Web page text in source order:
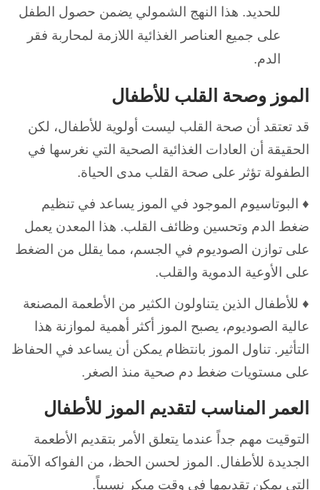
للحديد. هذا النهج الشمولي يضمن حصول الطفل
على جميع العناصر الغذائية اللازمة لمحاربة فقر
الدم.
الموز وصحة القلب للأطفال
قد تعتقد أن صحة القلب ليست أولوية للأطفال، لكن
الحقيقة أن العادات الغذائية الصحية التي نغرسها في
الطفولة تؤثر على صحة القلب مدى الحياة.
♦ البوتاسيوم الموجود في الموز يساعد في تنظيم
ضغط الدم وتحسين وظائف القلب. هذا المعدن يعمل
على توازن الصوديوم في الجسم، مما يقلل من الضغط
على الأوعية الدموية والقلب.
♦ للأطفال الذين يتناولون الكثير من الأطعمة المصنعة
عالية الصوديوم، يصبح الموز أكثر أهمية لموازنة هذا
التأثير. تناول الموز بانتظام يمكن أن يساعد في الحفاظ
على مستويات ضغط دم صحية منذ الصغر.
العمر المناسب لتقديم الموز للأطفال
التوقيت مهم جداً عندما يتعلق الأمر بتقديم الأطعمة
الجديدة للأطفال. الموز لحسن الحظ، من الفواكه الآمنة
التي يمكن تقديمها في وقت مبكر نسبياً.